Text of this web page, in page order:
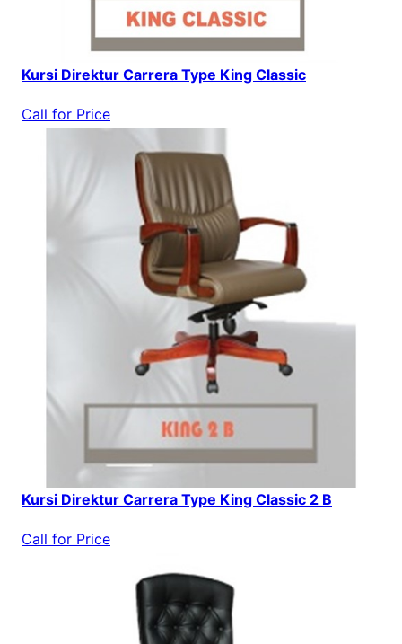
Kursi Direktur Carrera Type King Classic
Call for Price
Kursi Direktur Carrera Type King Classic 2 B
Call for Price